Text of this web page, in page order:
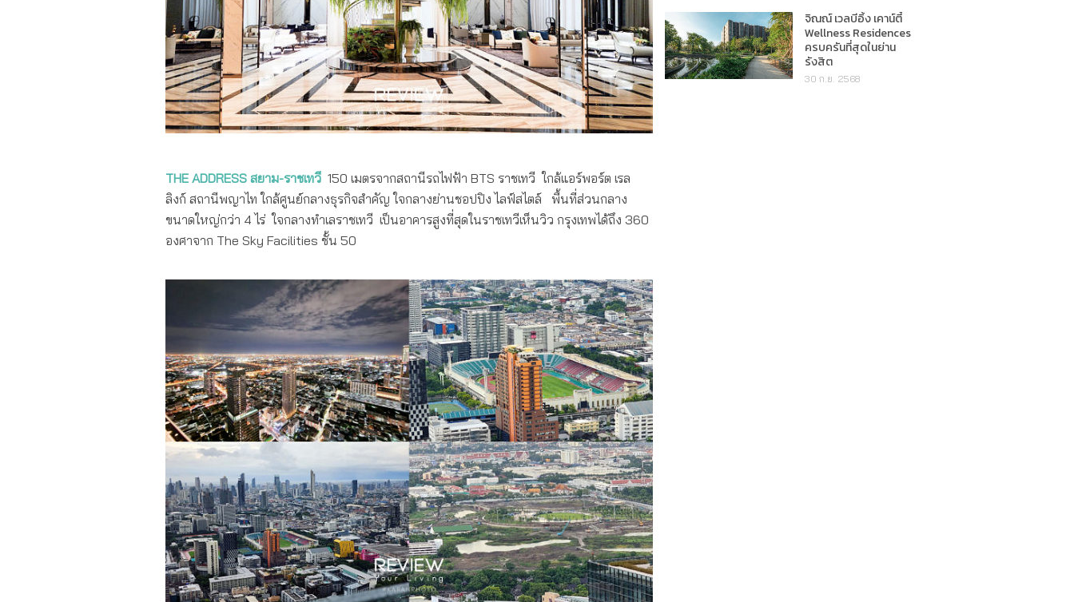
THE ADDRESS สยาม-ราชเทวี 150 เมตรจากสถานีรถไฟฟ้า BTS ราชเทวี ใกล้แอร์พอร์ต เรล
ลิงก์ สถานีพญาไท ใกล้ศูนย์กลางธุรกิจสำคัญ ใจกลางย่านชอปปิง ไลฟ์สไตล์ พื้นที่ส่วนกลาง
ขนาดใหญ่กว่า 4 ไร่ ใจกลางทำเลราชเทวี เป็นอาคารสูงที่สุดในราชเทวีเห็นวิว กรุงเทพได้ถึง 360
องศาจาก The Sky Facilities ชั้น 50
จิณณ์ เวลบีอิ้ง เคาน์ตี้
Wellness Residences
ครบครันที่สุดในย่าน
รังสิต
30 ก.ย. 2568